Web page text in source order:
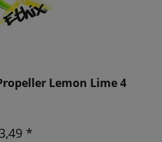
Lemon Lime 4
*